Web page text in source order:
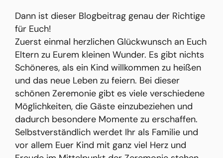
Dann ist dieser Blogbeitrag genau der Richtige
für Euch!
Zuerst einmal herzlichen Glückwunsch an Euch
Eltern zu Eurem kleinen Wunder. Es gibt nichts
Schöneres, als ein Kind willkommen zu heißen
und das neue Leben zu feiern. Bei dieser
schönen Zeremonie gibt es viele verschiedene
Möglichkeiten, die Gäste einzubeziehen und
dadurch besondere Momente zu erschaffen.
Selbstverständlich werdet Ihr als Familie und
vor allem Euer Kind mit ganz viel Herz und